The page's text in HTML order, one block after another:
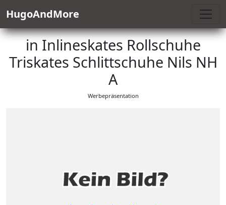
HugoAndMore
in Inlineskates Rollschuhe
Triskates Schlittschuhe Nils NH
A
Werbepräsentation